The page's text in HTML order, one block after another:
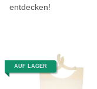
entdecken!
AUF LAGER